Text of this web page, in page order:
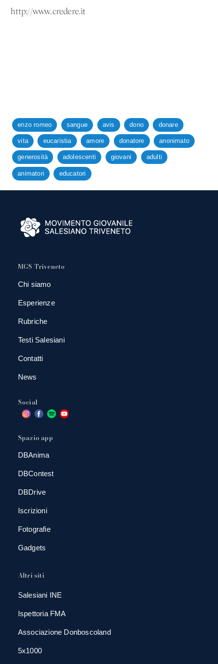
http://www.credere.it
enzo romeo sangue avis dono donare
vita eucaristia amore donatore anonimato
generosità adolescenti giovani adulti
animatori educatori
MGS Triveneto
Chi siamo
Esperienze
Rubriche
Testi Salesiani
Contatti
News
Social
Spazio app
DBAnima
DBContest
DBDrive
Iscrizioni
Fotografie
Gadgets
Altri siti
Salesiani INE
Ispettoria FMA
Associazione Donboscoland
5x1000